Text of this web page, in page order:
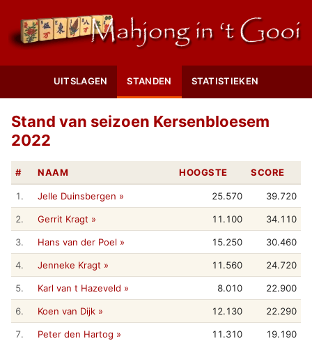
UITSLAGEN STANDEN STATISTIEKEN
Stand van seizoen Kersenbloesem
2022
# NAAM HOOGSTE SCORE
1. Jelle Duinsbergen » 25.570 39.720
2. Gerrit Kragt » 11.100 34.110
3. Hans van der Poel » 15.250 30.460
4. Jenneke Kragt » 11.560 24.720
5. Karl van t Hazeveld » 8.010 22.900
6. Koen van Dijk » 12.130 22.290
7. Peter den Hartog » 11.310 19.190